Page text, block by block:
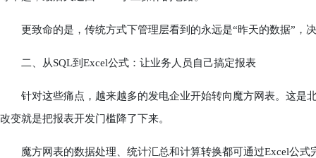
更致命的是，传统方式下管理层看到的永远是“昨天的数据”，
二、从SQL到Excel公式：让业务人员自己搞定报表
针对这些痛点，越来越多的发电企业开始转向魔方网表。这是
改变就是把报表开发门槛降了下来。
魔方网表的数据处理、统计汇总和计算转换都可通过Excel公式